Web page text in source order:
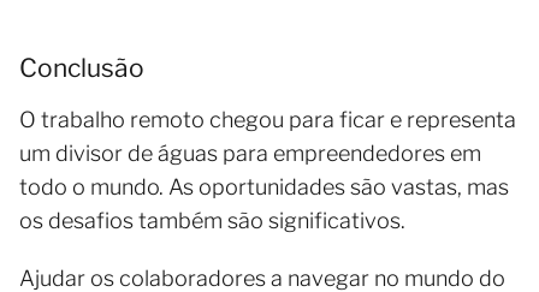
Conclusão
O trabalho remoto chegou para ficar e representa
um divisor de águas para empreendedores em
todo o mundo. As oportunidades são vastas, mas
os desafios também são significativos.
Ajudar os colaboradores a navegar no mundo do